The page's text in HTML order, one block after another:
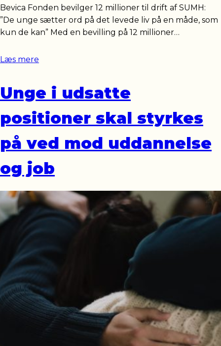
Bevica Fonden bevilger 12 millioner til drift af SUMH:
”De unge sætter ord på det levede liv på en måde, som
kun de kan” Med en bevilling på 12 millioner…
Læs mere
Unge i udsatte
positioner skal styrkes
på ved mod uddannelse
og job